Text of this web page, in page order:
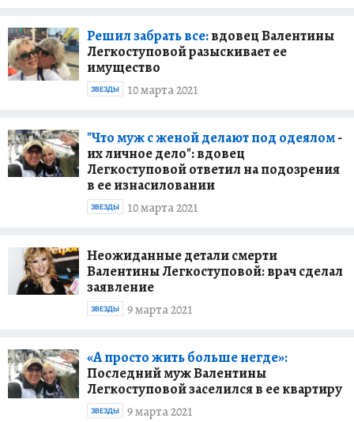
Решил забрать все:вдовец Валентины
Легкоступовой разыскивает ее
имущество
10 марта 2021
ЗВЕЗДЫ
"Что муж с женой делают под одеялом-
их личное дело": вдовец
Легкоступовой ответил на подозрения
в ее изнасиловании
10 марта 2021
ЗВЕЗДЫ
Неожиданные детали смерти
Валентины Легкоступовой: врач сделал
заявление
9 марта 2021
ЗВЕЗДЫ
«А просто жить больше негде»:
Последний муж Валентины
Легкоступовой заселился в ее квартиру
9 марта 2021
ЗВЕЗДЫ